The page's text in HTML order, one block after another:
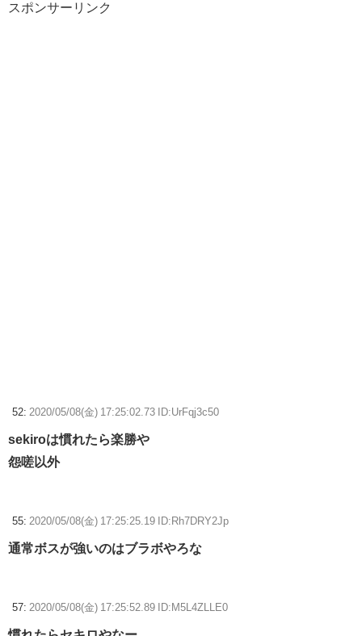
スポンサーリンク
52: 2020/05/08(金) 17:25:02.73 ID:UrFqj3c50
sekiroは慣れたら楽勝や
怨嗟以外
55: 2020/05/08(金) 17:25:25.19 ID:Rh7DRY2Jp
通常ボスが強いのはブラボやろな
57: 2020/05/08(金) 17:25:52.89 ID:M5L4ZLLE0